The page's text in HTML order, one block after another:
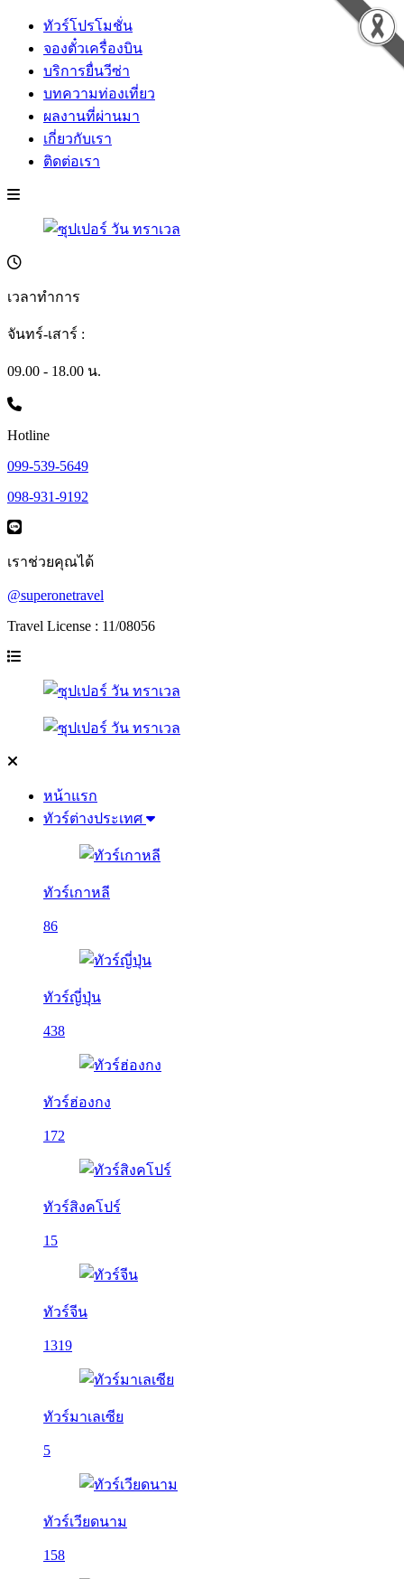
ทัวร์โปรโมชั่น
จองตั๋วเครื่องบิน
บริการยื่นวีซ่า
บทความท่องเที่ยว
ผลงานที่ผ่านมา
เกี่ยวกับเรา
ติดต่อเรา
เวลาทำการ
จันทร์-เสาร์ :
09.00 - 18.00 น.
Hotline
099-539-5649
098-931-9192
เราช่วยคุณได้
@superonetravel
Travel License : 11/08056
หน้าแรก
ทัวร์ต่างประเทศ
ทัวร์เกาหลี
86
ทัวร์ญี่ปุ่น
438
ทัวร์ฮ่องกง
172
ทัวร์สิงคโปร์
15
ทัวร์จีน
1319
ทัวร์มาเลเซีย
5
ทัวร์เวียดนาม
158